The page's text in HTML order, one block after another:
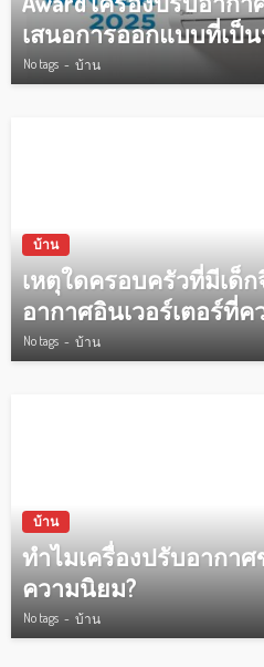
เสนอการออกแบบที่เป็
No tags บ้าน
บ้าน
เหตุใดครอบครัวที่มีเด็ก
อากาศอินเวอร์เตอร์ที่ค
No tags บ้าน
บ้าน
ทำไมเครื่องปรับอากาศ
ความนิยม?
No tags บ้าน